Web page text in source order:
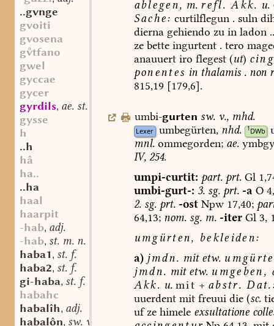
..gvnge
gvoiti
gvosena
gtfano
gwel
gyccae
gycer
gyrdils, ae. st. m.
gysse
h
..h
hâ
ha..
..ha
haal
haarpit
-hab, adj.
-hab, st. m. n.
haba1, st. f.
haba2, st. f.
gi-haba, st. f.
habahc
habalîh, adj.
habalôn, sw. v.
ablegen, m. refl. Akk. u.
Sache: curtilflegun. suln
diernagehiendo zuinladon
zebetteingurtent. tero
anauuertiro flegest(ut)
ponentes in thalamis . non
815,19 [179,6].
umbi-gurten sw. v., mhd.
Lexer umbegürten, nhd. 1DWb
mnl.ommegorden; ae.
IV, 254.
umpi-curtit: part.prt.Gl
umbi-gurt-: 3.sg.prt. -aO
2.sg.prt. -ostNpw 17,40;
64,13; nom.sg.m. -iterGl3,
umgürten, bekleiden:
a) jmdn. mitetw.
jmdn. mit etw. umgeben,
Akk. u. mit + abstr.
uuerdentmitfreuuidie(sc.
ufzehimele exsultatione